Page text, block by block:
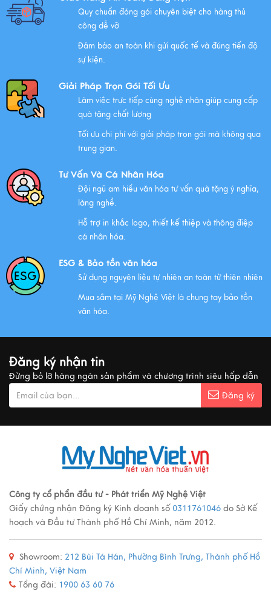
Những Lưu Ý Khi Tặng Quà Tân Gia Nhà Mới
công ty chính thức gia nhập Hawee
Xem thêm
Chính Sách Quyền Riêng Tư Tại Mỹ Nghệ Việt
NHỮNG ĐẶC ĐIỂM CỦA HÀNG THỦ CÔNG MỸ NGHỆ
QUÀ VĂN HÓA VIỆT TẶNG KHÁCH QUỐC TẾ
Xem thêm
Xem thêm
Ý nghĩa cảnh vật Tranh sơn mài
Xem thêm
Quy trình sản xuất đồ đồng
Xem thêm
Mô Hình Thuyền France II - Món Quà Chinh Phục Mọi
Doanh Nhân
Quy chuẩn đóng gói chuyên biệt cho hàng thủ
công dễ vỡ
Đảm bảo an toàn khi gửi quốc tế và đúng tiến độ
sự kiện.
Giải Pháp Trọn Gói Tối Ưu
Làm việc trực tiếp cùng nghệ nhân giúp cung cấp
quà tặng chất lượng
Tối ưu chi phí với giải pháp trọn gói mà không qua
trung gian.
Tư Vấn Và Cá Nhân Hóa
Đội ngũ am hiểu văn hóa tư vấn quà tặng ý nghĩa,
làng nghề.
Hỗ trợ in khắc logo, thiết kế thiệp và thông điệp
cá nhân hóa.
ESG & Bảo tồn văn hóa
Sử dụng nguyên liệu tự nhiên an toàn từ thiên nhiên
Mua sắm tại Mỹ Nghệ Việt là chung tay bảo tồn
văn hóa.
Đăng ký nhận tin
Đừng bỏ lỡ hàng ngàn sản phẩm và chương trình siêu hấp dẫn
Đăng ký
Công ty cổ phẩn đầu tư - Phát triển Mỹ Nghệ Việt
Giấy chứng nhận Đăng ký Kinh doanh số 0311761046 do Sở Kế
hoạch và Đầu tư Thành phố Hồ Chí Minh, năm 2012.
Showroom: 212 Bùi Tá Hán, Phường Bình Trưng, Thành phố Hồ
Chí Minh, Việt Nam
Tổng đài: 1900 63 60 76